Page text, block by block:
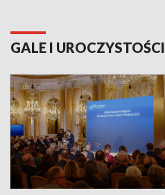
GALE I UROCZYSTOŚCI